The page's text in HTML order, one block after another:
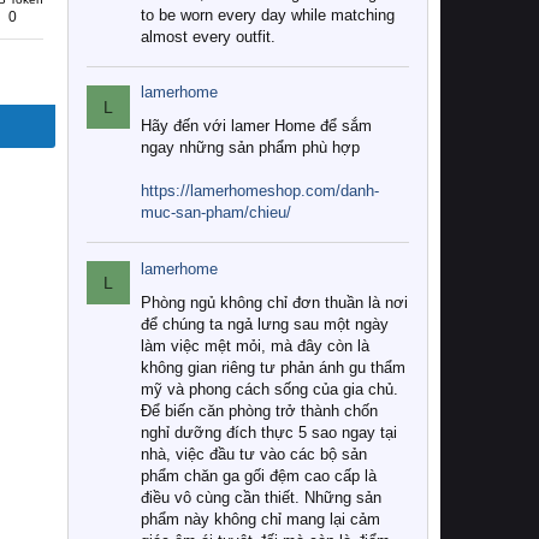
0
to be worn every day while matching
almost every outfit.
L
lamerhome
Hãy đến với lamer Home để sắm
ngay những sản phẩm phù hợp
https://lamerhomeshop.com/danh-
muc-san-pham/chieu/
L
lamerhome
Phòng ngủ không chỉ đơn thuần là nơi
để chúng ta ngả lưng sau một ngày
làm việc mệt mỏi, mà đây còn là
không gian riêng tư phản ánh gu thẩm
mỹ và phong cách sống của gia chủ.
Để biến căn phòng trở thành chốn
nghỉ dưỡng đích thực 5 sao ngay tại
nhà, việc đầu tư vào các bộ sản
phẩm chăn ga gối đệm cao cấp là
điều vô cùng cần thiết. Những sản
phẩm này không chỉ mang lại cảm